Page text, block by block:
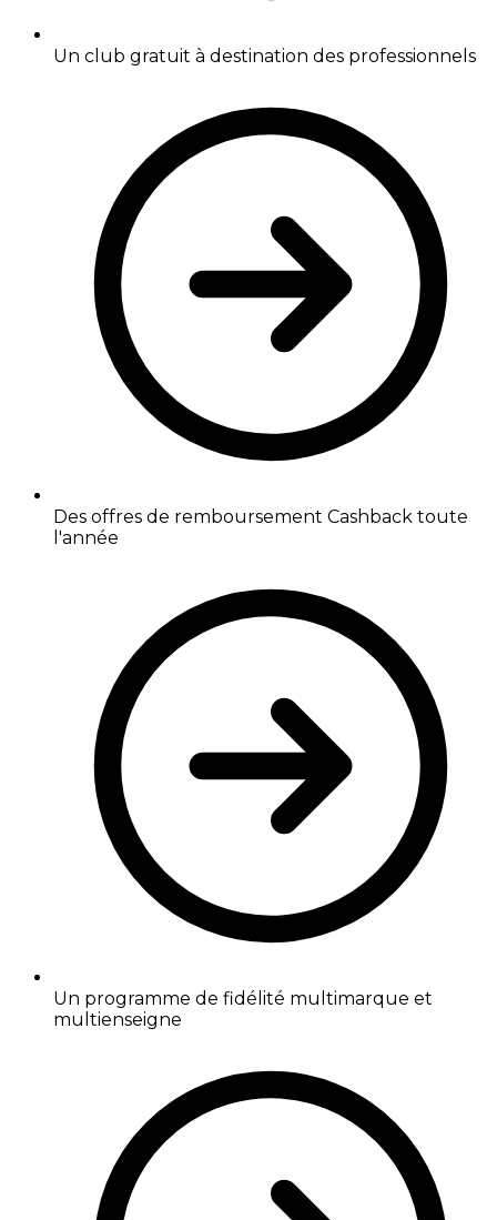
Un club gratuit à destination des professionnels
Des offres de remboursement Cashback toute
l'année
Un programme de fidélité multimarque et
multienseigne